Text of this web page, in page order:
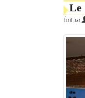
Sites touristiques
Le
Écrit par